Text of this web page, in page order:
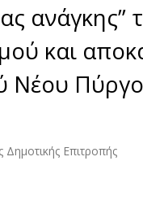
ανάγκης”
και
Νέου
Δημοτικής Επιτροπής